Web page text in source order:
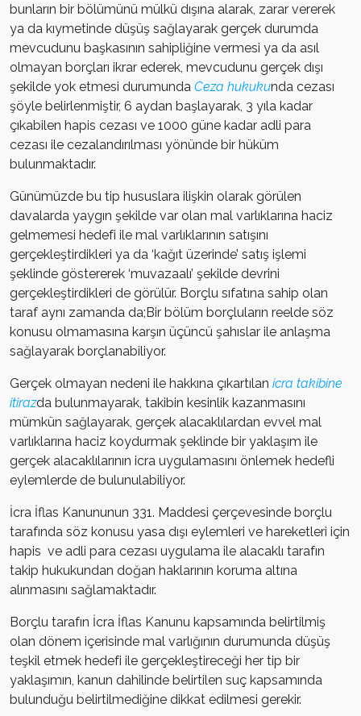
bunların bir bölümünü mülkü dışına alarak, zarar vererek
ya da kıymetinde düşüş sağlayarak gerçek durumda
mevcudunu başkasının sahipliğine vermesi ya da asıl
olmayan borçları ikrar ederek, mevcudunu gerçek dışı
şekilde yok etmesi durumunda Ceza hukukunda cezası
şöyle belirlenmiştir, 6 aydan başlayarak, 3 yıla kadar
çıkabilen hapis cezası ve 1000 güne kadar adli para
cezası ile cezalandırılması yönünde bir hüküm
bulunmaktadır.
Günümüzde bu tip hususlara ilişkin olarak görülen
davalarda yaygın şekilde var olan mal varlıklarına haciz
gelmemesi hedefi ile mal varlıklarının satışını
gerçekleştirdikleri ya da ‘kağıt üzerinde’ satış işlemi
şeklinde göstererek ‘muvazaalı’ şekilde devrini
gerçekleştirdikleri de görülür. Borçlu sıfatına sahip olan
taraf aynı zamanda da;Bir bölüm borçluların reelde söz
konusu olmamasına karşın üçüncü şahıslar ile anlaşma
sağlayarak borçlanabiliyor.
Gerçek olmayan nedeni ile hakkına çıkartılan icra takibine
itirazda bulunmayarak, takibin kesinlik kazanmasını
mümkün sağlayarak, gerçek alacaklılardan evvel mal
varlıklarına haciz koydurmak şeklinde bir yaklaşım ile
gerçek alacaklılarının icra uygulamasını önlemek hedefli
eylemlerde de bulunulabiliyor.
İcra İflas Kanununun 331. Maddesi çerçevesinde borçlu
tarafında söz konusu yasa dışı eylemleri ve hareketleri için
hapis ve adli para cezası uygulama ile alacaklı tarafın
takip hukukundan doğan haklarının koruma altına
alınmasını sağlamaktadır.
Borçlu tarafın İcra İflas Kanunu kapsamında belirtilmiş
olan dönem içerisinde mal varlığının durumunda düşüş
teşkil etmek hedefi ile gerçekleştireceği her tip bir
yaklaşımın, kanun dahilinde belirtilen suç kapsamında
bulunduğu belirtilmediğine dikkat edilmesi gerekir.